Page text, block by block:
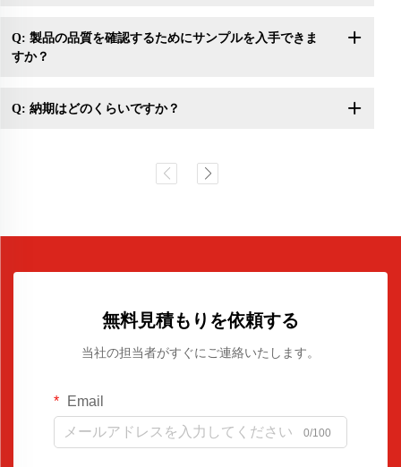
Q: 製品の品質を確認するためにサンプルを入手できま
すか？
Q: 納期はどのくらいですか？
無料見積もりを依頼する
当社の担当者がすぐにご連絡いたします。
Email
0/100